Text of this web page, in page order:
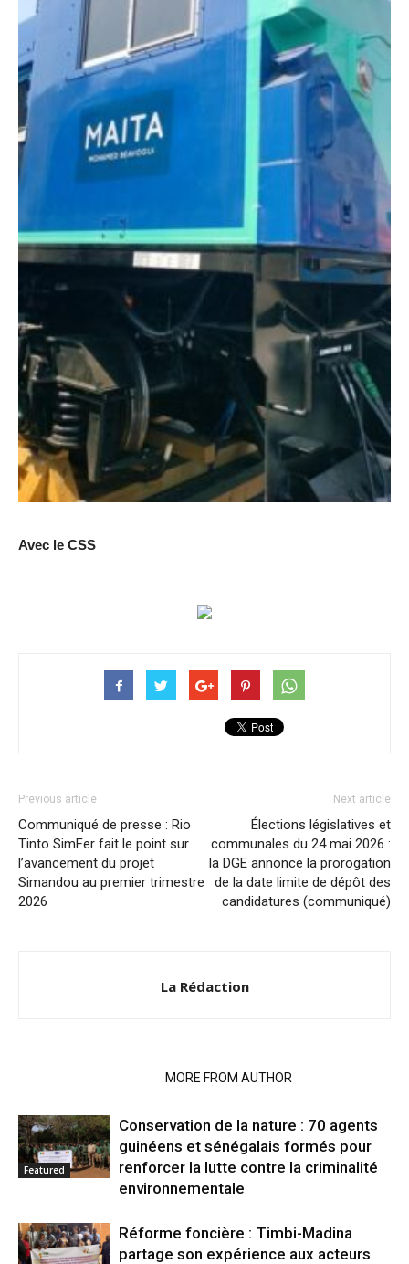
Avec le CSS
Previous article
Communiqué de presse : Rio
Tinto SimFer fait le point sur
l’avancement du projet
Simandou au premier trimestre
2026
Next article
Élections législatives et
communales du 24 mai 2026 :
la DGE annonce la prorogation
de la date limite de dépôt des
candidatures (communiqué)
La Rédaction
MORE FROM AUTHOR
Featured
Conservation de la nature : 70 agents
guinéens et sénégalais formés pour
renforcer la lutte contre la criminalité
environnementale
Réforme foncière : Timbi-Madina
partage son expérience aux acteurs